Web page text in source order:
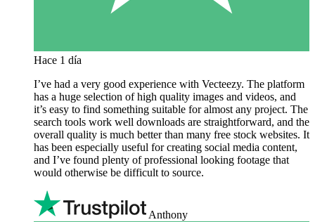
Hace 1 día
I’ve had a very good experience with Vecteezy. The platform
has a huge selection of high quality images and videos, and
it’s easy to find something suitable for almost any project. The
search tools work well downloads are straightforward, and the
overall quality is much better than many free stock websites. It
has been especially useful for creating social media content,
and I’ve found plenty of professional looking footage that
would otherwise be difficult to source.
Anthony